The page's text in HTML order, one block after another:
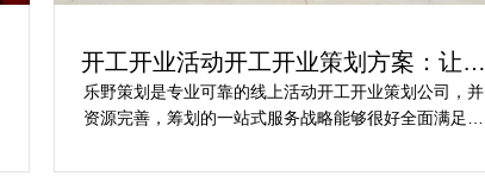
开工开业活动开工开业策划方案：让你
的活动与众不同
乐野策划是专业可靠的线上活动开工开业策划公司，并
资源完善，筹划的一站式服务战略能够很好全面满足我
场开工开业活动策划，预备推荐给须要寻觅线上活动开